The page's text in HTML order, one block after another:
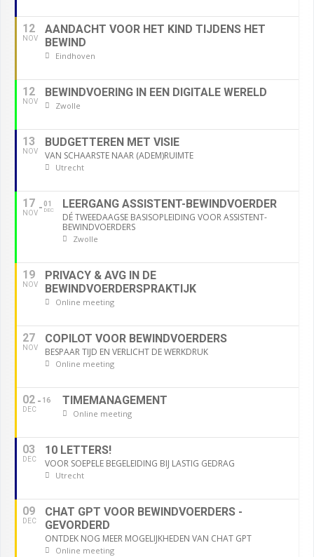
12
NOV
AANDACHT VOOR HET KIND TIJDENS HET
BEWIND
Eindhoven
12
NOV
BEWINDVOERING IN EEN DIGITALE WERELD
Zwolle
13
NOV
BUDGETTEREN MET VISIE
VAN SCHAARSTE NAAR (ADEM)RUIMTE
Utrecht
17
NOV
01
DEC LEERGANG ASSISTENT-BEWINDVOERDER
DÉ TWEEDAAGSE BASISOPLEIDING VOOR ASSISTENT-
BEWINDVOERDERS
Zwolle
19
NOV
PRIVACY & AVG IN DE
BEWINDVOERDERSPRAKTIJK
Online meeting
27
NOV
COPILOT VOOR BEWINDVOERDERS
BESPAAR TIJD EN VERLICHT DE WERKDRUK
Online meeting
02
DEC
16 TIMEMANAGEMENT
Online meeting
03
DEC
10 LETTERS!
VOOR SOEPELE BEGELEIDING BIJ LASTIG GEDRAG
Utrecht
09
DEC
CHAT GPT VOOR BEWINDVOERDERS -
GEVORDERD
ONTDEK NOG MEER MOGELIJKHEDEN VAN CHAT GPT
Online meeting